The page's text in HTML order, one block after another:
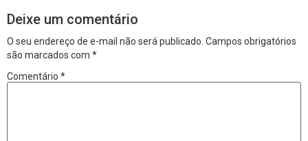
Deixe um comentário
O seu endereço de e-mail não será publicado. Campos obrigatórios
são marcados com *
Comentário *